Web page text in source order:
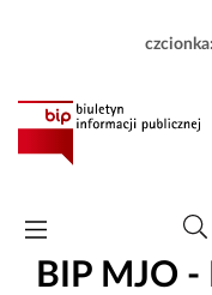
czcionka:
BIP MJO